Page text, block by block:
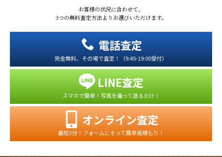
お客様の状況に合わせて、
3つの無料査定方法よりお選びいただけます。
電話査定
完全無料、その場で査定！（9:45-19:00受付）
LINE査定
スマホで簡単！写真を撮って送るだけ！
オンライン査定
最短3分！フォームにそって簡単見積もり！